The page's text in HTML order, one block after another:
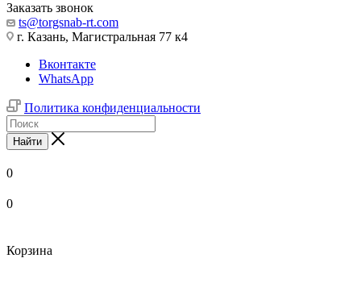
Заказать звонок
ts@torgsnab-rt.com
г. Казань, Магистральная 77 к4
Вконтакте
WhatsApp
Политика конфиденциальности
Найти
0
0
Корзина